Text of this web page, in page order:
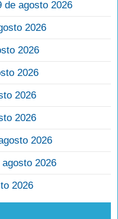
de agosto 2026
2026
2026
2026
2026
2026
2026
2026
2026